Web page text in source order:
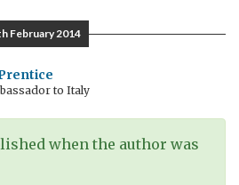
February 2014
to Italy
when the author was